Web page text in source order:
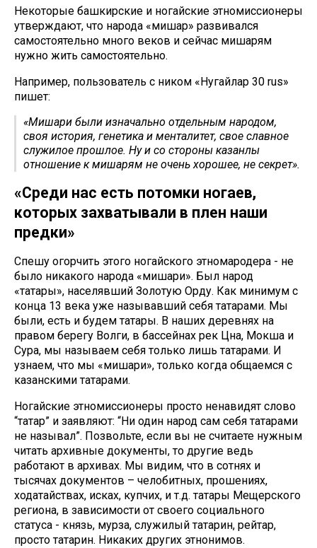
Некоторые башкирские и ногайские этномиссионеры
утверждают, что народа «мишар» развивался
самостоятельно много веков и сейчас мишарям
нужно жить самостоятельно.
Например, пользователь с ником «Нугайлар 30 rus»
пишет:
«Мишари были изначально отдельным народом,
своя история, генетика и менталитет, свое славное
служилое прошлое. Ну и со стороны казанлы
отношение к мишарям не очень хорошее, не секрет».
«Среди нас есть потомки ногаев,
которых захватывали в плен наши
предки»
Спешу огорчить этого ногайского этномародера - не
было никакого народа «мишари». Был народ
«татары», населявший Золотую Орду. Как минимум с
конца 13 века уже называвший себя татарами. Мы
были, есть и будем татары. В наших деревнях на
правом берегу Волги, в бассейнах рек Цна, Мокша и
Сура, мы называем себя только лишь татарами. И
узнаем, что мы «мишари», только когда общаемся с
казанскими татарами.
Ногайские этномиссионеры просто ненавидят слово
“татар” и заявляют: “Ни один народ сам себя татарами
не называл”. Позвольте, если вы не считаете нужным
читать архивные документы, то другие ведь
работают в архивах. Мы видим, что в сотнях и
тысячах документов – челобитных, прошениях,
ходатайствах, исках, купчих, и т.д. татары Мещерского
региона, в зависимости от своего социального
статуса - князь, мурза, служилый татарин, рейтар,
просто татарин. Никаких других этнонимов.